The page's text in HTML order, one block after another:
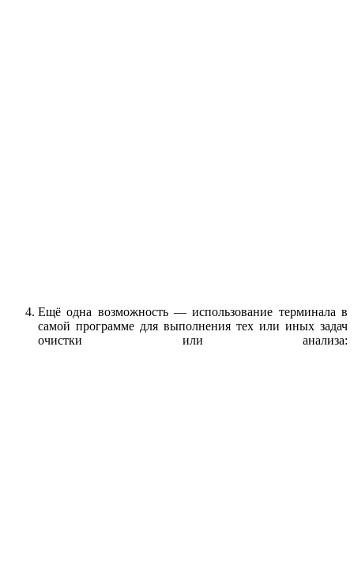
Ещё одна возможность — использование терминала в
самой программе для выполнения тех или иных задач
очистки или анализа: